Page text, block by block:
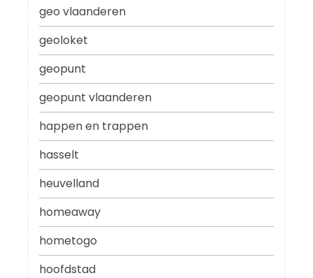
geo vlaanderen
geoloket
geopunt
geopunt vlaanderen
happen en trappen
hasselt
heuvelland
homeaway
hometogo
hoofdstad